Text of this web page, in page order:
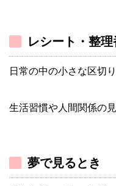
レシート・整
日常の中の小さな区切り
生活習慣や人間関係の
夢で見るとき